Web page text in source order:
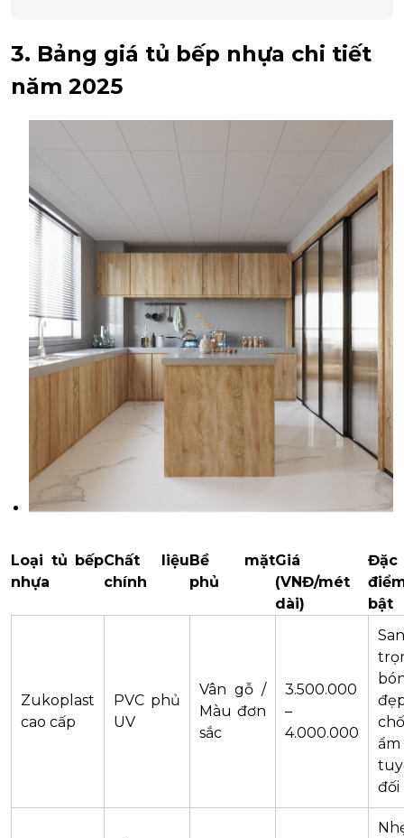
3. Bảng giá tủ bếp nhựa chi tiết
năm 2025
Loại tủ bếp
nhựa
Chất liệu
chính
Bề mặt
phủ
Giá
(VNĐ/mét
dài)
Đặc
bật
Zukoplast
cao cấp
PVC phủ
UV
Vân gỗ /
Màu đơn
sắc
3.500.000
–
4.000.000
ẩm
đối